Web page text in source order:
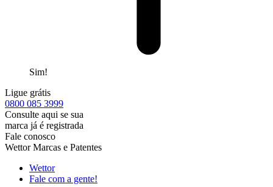
Sim!
Ligue grátis
0800 085 3999
Consulte aqui se sua
marca já é registrada
Fale conosco
Wettor Marcas e Patentes
Wettor
Fale com a gente!